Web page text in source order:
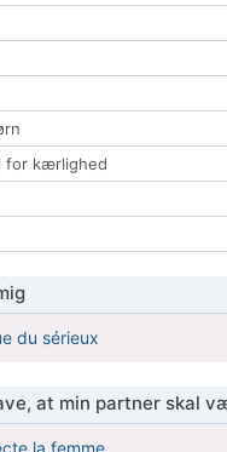
for kærlighed
du sérieux
at min partner skal